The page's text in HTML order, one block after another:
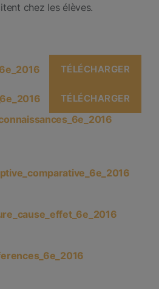
chez les élèves.
TÉLÉCHARGER
TÉLÉCHARGER